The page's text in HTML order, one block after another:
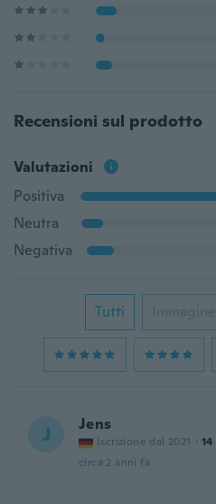
Recensioni sul prodotto
Valutazioni
Positiva
Neutra
Negativa
Tutti Immagine
J Jens
Iscrizione dal 2021 · 14
circa 2 anni fa